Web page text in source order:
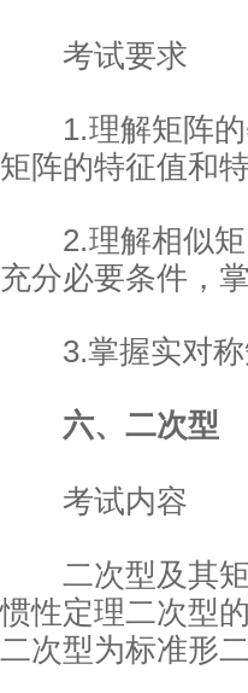
考试要求
1.理解矩阵的
矩阵的特征值和
2.理解相似矩
充分必要条件，
3.掌握实对称
六、二次型
考试内容
二次型及其矩
惯性定理二次型
二次型为标准形